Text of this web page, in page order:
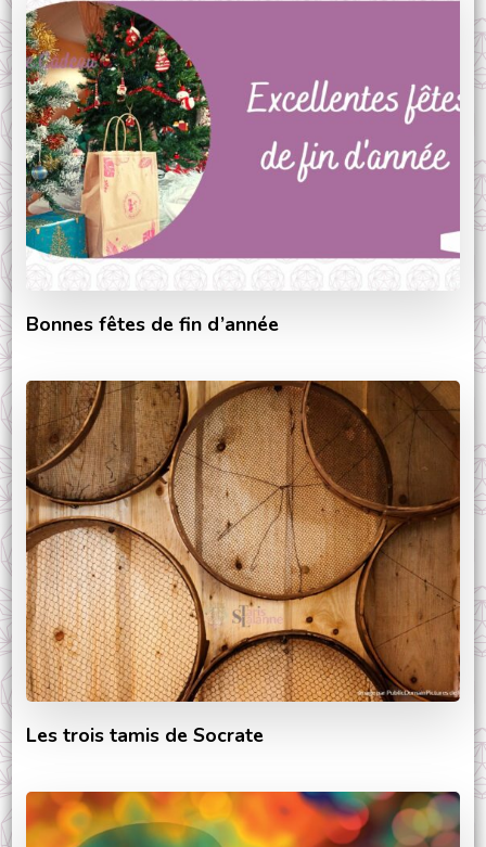
Bonnes fêtes de fin d’année
Les trois tamis de Socrate